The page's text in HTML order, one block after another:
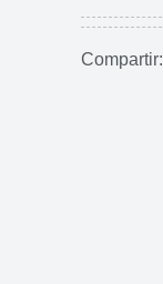
Compartir: